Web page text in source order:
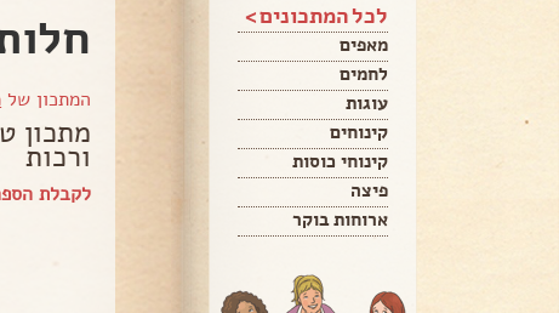
לכל המתכונים >
מאפים
לחמים
עוגות
קינוחים
קינוחי כוסות
פיצה
ארוחות בוקר
המתכון של
מתכון
ורכות
לקבלת